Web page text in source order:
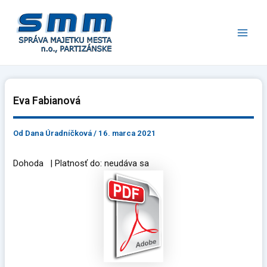
obsah
Eva Fabianová
Od Dana Úradníčková/ 16. marca 2021
Dohoda | Platnosť do: neudáva sa